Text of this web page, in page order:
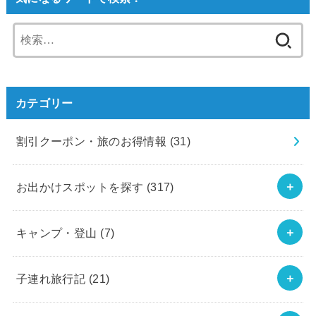
索:
カテゴリー
割引クーポン・旅のお得情報 (31)
お出かけスポットを探す (317)
キャンプ・登山 (7)
子連れ旅行記 (21)